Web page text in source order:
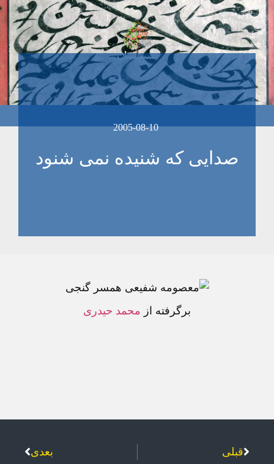
2005-08-10
صدايی که شنيده نمی شنود
برگرفته از محمد حيدری
قبلی بعدی